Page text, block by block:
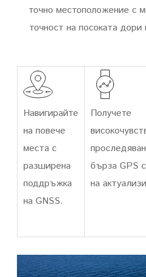
точно местоположение с
точност на посоката
Навигирайте
на повече
места с
разширена
поддръжка
на GNSS.
Получете
бърза GPS
на